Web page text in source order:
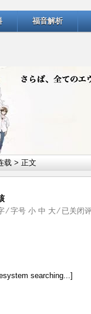
福音解析
载 > 正文
⁄ 字号 小 中 大 ⁄ 《毁
后
已关闭
searching...]